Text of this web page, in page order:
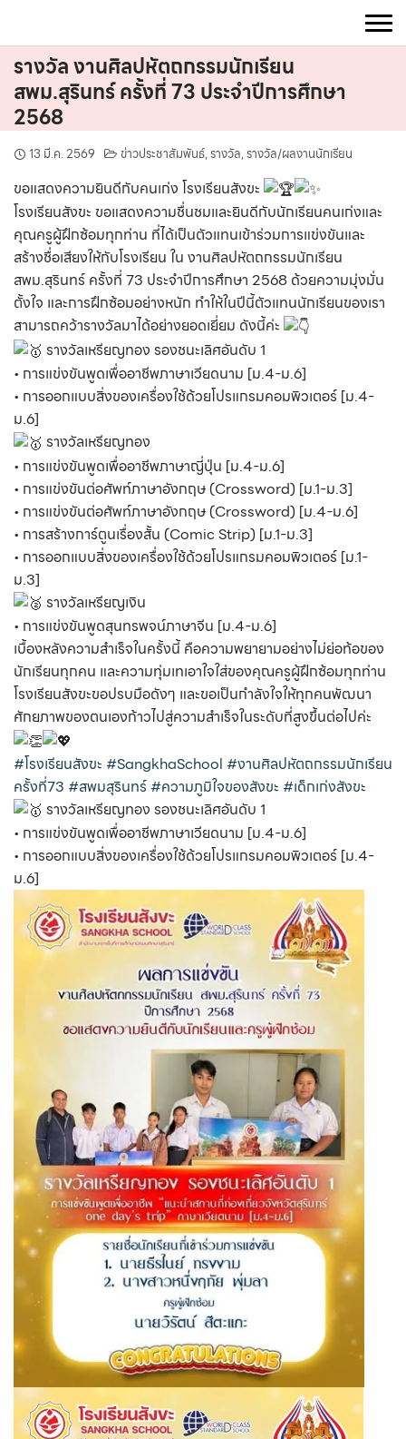
content
รางวัล งานศิลปหัตถกรรมนักเรียน
สพม.สุรินทร์ ครั้งที่ 73 ประจำปีการศึกษา
2568
13 มี.ค. 2569 ข่าวประชาสัมพันธ์,รางวัล,รางวัล/ผลงานนักเรียน
ขอแสดงความยินดีกับคนเก่ง โรงเรียนสังขะ
โรงเรียนสังขะ ขอแสดงความชื่นชมและยินดีกับนักเรียนคนเก่งและ
คุณครูผู้ฝึกซ้อมทุกท่าน ที่ได้เป็นตัวแทนเข้าร่วมการแข่งขันและ
สร้างชื่อเสียงให้กับโรงเรียน ใน งานศิลปหัตถกรรมนักเรียน
สพม.สุรินทร์ ครั้งที่ 73 ประจำปีการศึกษา 2568 ด้วยความมุ่งมั่น
ตั้งใจ และการฝึกซ้อมอย่างหนัก ทำให้ในปีนี้ตัวแทนนักเรียนของเรา
สามารถคว้ารางวัลมาได้อย่างยอดเยี่ยม ดังนี้ค่ะ
รางวัลเหรียญทอง รองชนะเลิศอันดับ 1
• การแข่งขันพูดเพื่ออาชีพภาษาเวียดนาม [ม.4-ม.6]
• การออกแบบสิ่งของเครื่องใช้ด้วยโปรแกรมคอมพิวเตอร์ [ม.4-
ม.6]
รางวัลเหรียญทอง
• การแข่งขันพูดเพื่ออาชีพภาษาญี่ปุ่น [ม.4-ม.6]
• การแข่งขันต่อศัพท์ภาษาอังกฤษ (Crossword) [ม.1-ม.3]
• การแข่งขันต่อศัพท์ภาษาอังกฤษ (Crossword) [ม.4-ม.6]
• การสร้างการ์ตูนเรื่องสั้น (Comic Strip) [ม.1-ม.3]
• การออกแบบสิ่งของเครื่องใช้ด้วยโปรแกรมคอมพิวเตอร์ [ม.1-
ม.3]
รางวัลเหรียญเงิน
• การแข่งขันพูดสุนทรพจน์ภาษาจีน [ม.4-ม.6]
เบื้องหลังความสำเร็จในครั้งนี้ คือความพยายามอย่างไม่ย่อท้อของ
นักเรียนทุกคน และความทุ่มเทเอาใจใส่ของคุณครูผู้ฝึกซ้อมทุกท่าน
โรงเรียนสังขะขอปรบมือดังๆ และขอเป็นกำลังใจให้ทุกคนพัฒนา
ศักยภาพของตนเองก้าวไปสู่ความสำเร็จในระดับที่สูงขึ้นต่อไปค่ะ
#โรงเรียนสังขะ #SangkhaSchool #งานศิลปหัตถกรรมนักเรียน
ครั้งที่73 #สพมสุรินทร์ #ความภูมิใจของสังขะ #เด็กเก่งสังขะ
รางวัลเหรียญทอง รองชนะเลิศอันดับ 1
• การแข่งขันพูดเพื่ออาชีพภาษาเวียดนาม [ม.4-ม.6]
• การออกแบบสิ่งของเครื่องใช้ด้วยโปรแกรมคอมพิวเตอร์ [ม.4-
ม.6]